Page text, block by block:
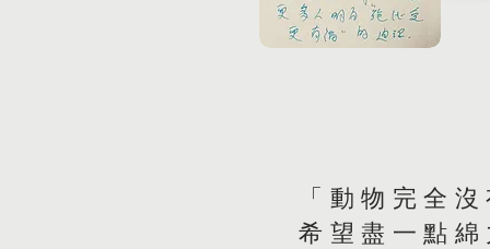
「動物完全
希望盡一點